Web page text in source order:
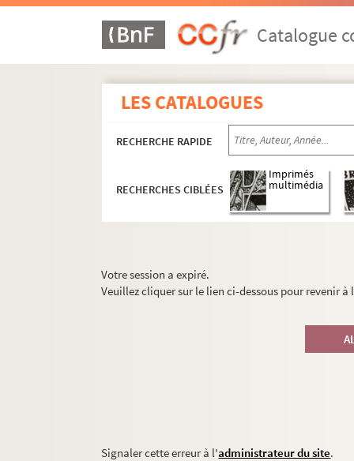
Catalogue
LES CATALOGUES
RECHERCHE RAPIDE
RECHERCHES CIBLÉES
Imprimés
multimédia
Votre session a expiré.
Veuillez cliquer sur le lien ci-dessous pour revenir
Signaler cette erreur à l'administrateur du site.